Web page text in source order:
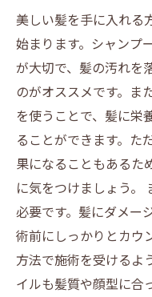
美しい髪を手に入れる
始まります。シャンプ
が大切で、髪の汚れを
のがオススメです。ま
を使うことで、髪に栄
ることができます。た
果になることもあるた
に気をつけましょう。
必要です。髪にダメー
術前にしっかりとカウ
方法で施術を受けるよ
イルも髪質や顔型に合